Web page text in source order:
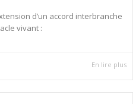
d’un accord interbranche
vivant :
En lire plus